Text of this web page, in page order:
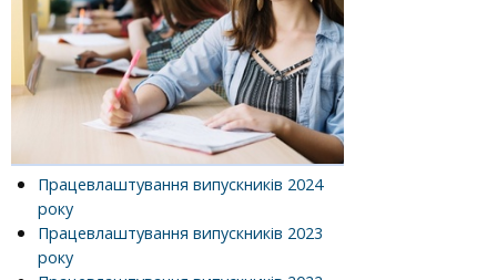
Працевлаштування випускників 2024
року
Працевлаштування випускників 2023
року